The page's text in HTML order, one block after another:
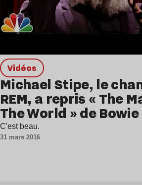
Vidéos
Michael Stipe, le
REM, a repris « The
The World » de Bowie
C'est beau.
31 mars 2016